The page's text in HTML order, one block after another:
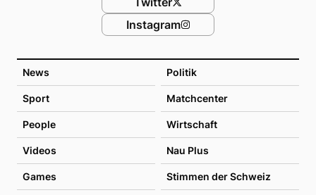
News Politik
Sport Matchcenter
People Wirtschaft
Videos Nau Plus
Games Stimmen der Schweiz
Instagram